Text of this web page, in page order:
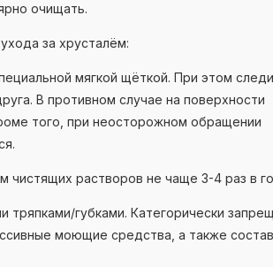
очищать.
за хрусталём:
мягкой щёткой. При этом
В противном случае на поверхности
того, при неосторожном обращении
чистящих растворов не чаще 3-4 раз в
тряпками/губками. Категорически
моющие средства, а также